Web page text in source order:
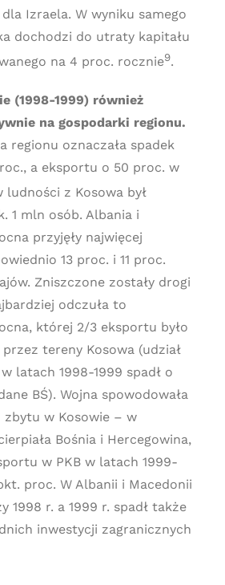
Izraela. W wyniku samego
dochodzi do utraty kapitału
na 4 proc. rocznie9.
(1998-1999) również
na gospodarki regionu.
regionu oznaczała spadek
a eksportu o 50 proc. w
ludności z Kosowa był
1 mln osób. Albania i
przyjęły najwięcej
13 proc. i 11 proc.
Zniszczone zostały drogi
odczuła to
której 2/3 eksportu było
tereny Kosowa (udział
latach 1998-1999 spadł o
BŚ). Wojna spowodowała
w Kosowie – w
Bośnia i Hercegowina,
w PKB w latach 1999-
proc. W Albanii i Macedonii
1998 r. a 1999 r. spadł także
inwestycji zagranicznych